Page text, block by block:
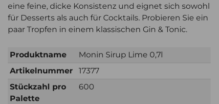
eine feine, dicke Konsistenz und eignet sich sowohl
für Desserts als auch für Cocktails. Probieren Sie ein
paar Tropfen in einem klassischen Gin & Tonic.
Produktname
Monin Sirup Lime 0,7l
Artikelnummer
17377
Stückzahl pro
Palette
600